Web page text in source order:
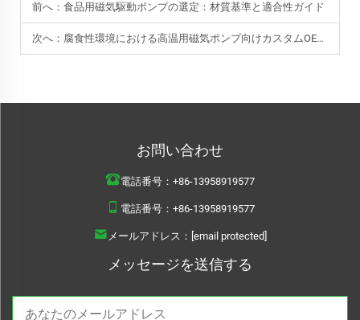
前へ： 食品用磁気駆動ポンプの選定：材質基準と適合性ガイド
次へ： 腐食性環境における高温用磁気ポンプ向けカスタムOEMソリューション
お問い合わせ
電話番号： +86-13958919577
電話番号： +86-13958919577
メールアドレス： [email protected]
メッセージを送信する